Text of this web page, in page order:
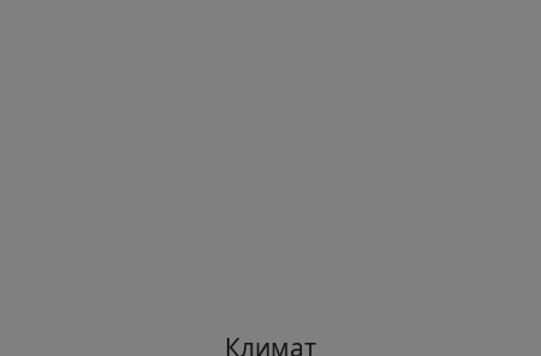
Климат